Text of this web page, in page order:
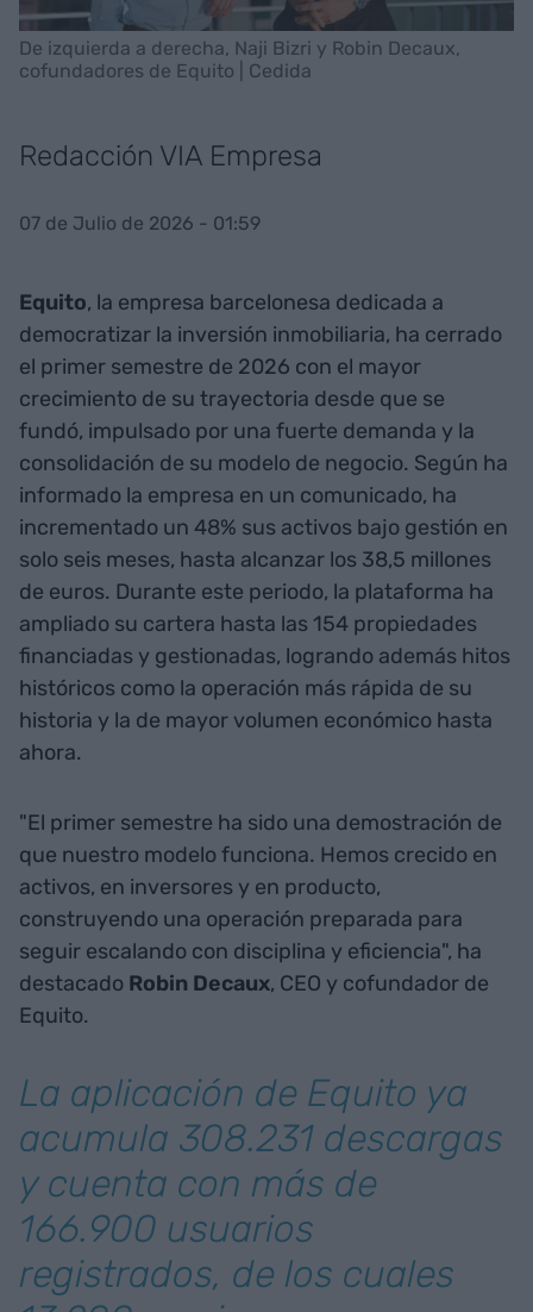
De izquierda a derecha, Naji Bizri y Robin Decaux,
cofundadores de Equito | Cedida
Redacción VIA Empresa
07 de Julio de 2026 - 01:59
Equito, la empresa barcelonesa dedicada a
democratizar la inversión inmobiliaria, ha cerrado
el primer semestre de 2026 con el mayor
crecimiento de su trayectoria desde que se
fundó, impulsado por una fuerte demanda y la
consolidación de su modelo de negocio. Según ha
informado la empresa en un comunicado, ha
incrementado un 48% sus activos bajo gestión en
solo seis meses, hasta alcanzar los 38,5 millones
de euros. Durante este periodo, la plataforma ha
ampliado su cartera hasta las 154 propiedades
financiadas y gestionadas, logrando además hitos
históricos como la operación más rápida de su
historia y la de mayor volumen económico hasta
ahora.
"El primer semestre ha sido una demostración de
que nuestro modelo funciona. Hemos crecido en
activos, en inversores y en producto,
construyendo una operación preparada para
seguir escalando con disciplina y eficiencia", ha
destacado Robin Decaux, CEO y cofundador de
Equito.
La aplicación de Equito ya
acumula 308.231 descargas
y cuenta con más de
166.900 usuarios
registrados, de los cuales